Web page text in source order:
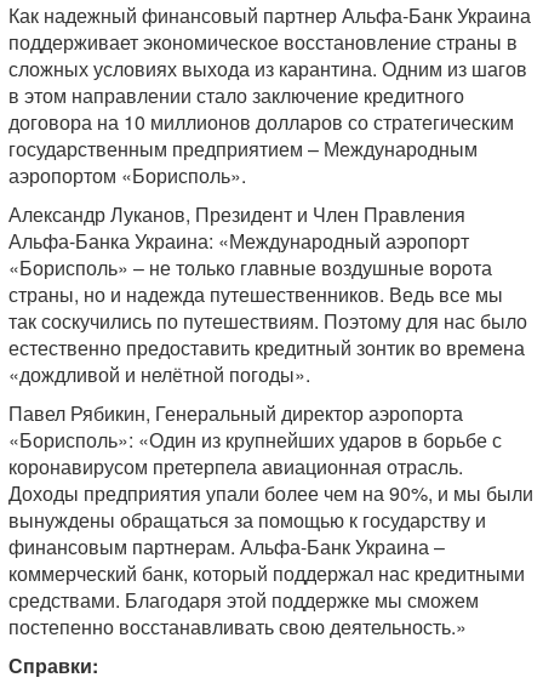
Как надежный финансовый партнер Альфа-Банк Украина
поддерживает экономическое восстановление страны в
сложных условиях выхода из карантина. Одним из шагов
в этом направлении стало заключение кредитного
договора на 10 миллионов долларов со стратегическим
государственным предприятием – Международным
аэропортом «Борисполь».
Александр Луканов, Президент и Член Правления
Альфа-Банка Украина: «Международный аэропорт
«Борисполь» – не только главные воздушные ворота
страны, но и надежда путешественников. Ведь все мы
так соскучились по путешествиям. Поэтому для нас было
естественно предоставить кредитный зонтик во времена
«дождливой и нелётной погоды».
Павел Рябикин, Генеральный директор аэропорта
«Борисполь»: «Один из крупнейших ударов в борьбе с
коронавирусом претерпела авиационная отрасль.
Доходы предприятия упали более чем на 90%, и мы были
вынуждены обращаться за помощью к государству и
финансовым партнерам. Альфа-Банк Украина –
коммерческий банк, который поддержал нас кредитными
средствами. Благодаря этой поддержке мы сможем
постепенно восстанавливать свою деятельность.»
Справки: